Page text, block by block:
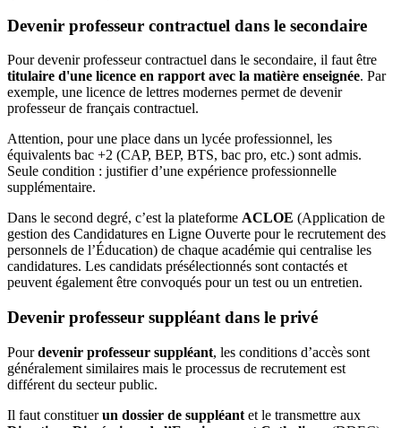
Devenir professeur contractuel dans le secondaire
Pour devenir professeur contractuel dans le secondaire, il faut être
titulaire d'une licence en rapport avec la matière enseignée. Par
exemple, une licence de lettres modernes permet de devenir
professeur de français contractuel.
Attention, pour une place dans un lycée professionnel, les
équivalents bac +2 (CAP, BEP, BTS, bac pro, etc.) sont admis.
Seule condition : justifier d’une expérience professionnelle
supplémentaire.
Dans le second degré, c’est la plateforme ACLOE (Application de
gestion des Candidatures en Ligne Ouverte pour le recrutement des
personnels de l’Éducation) de chaque académie qui centralise les
candidatures. Les candidats présélectionnés sont contactés et
peuvent également être convoqués pour un test ou un entretien.
Devenir professeur suppléant dans le privé
Pourdevenir professeur suppléant, les conditions d’accès sont
généralement similaires mais le processus de recrutement est
différent du secteur public.
Il faut constituerun dossier de suppléant et le transmettre aux